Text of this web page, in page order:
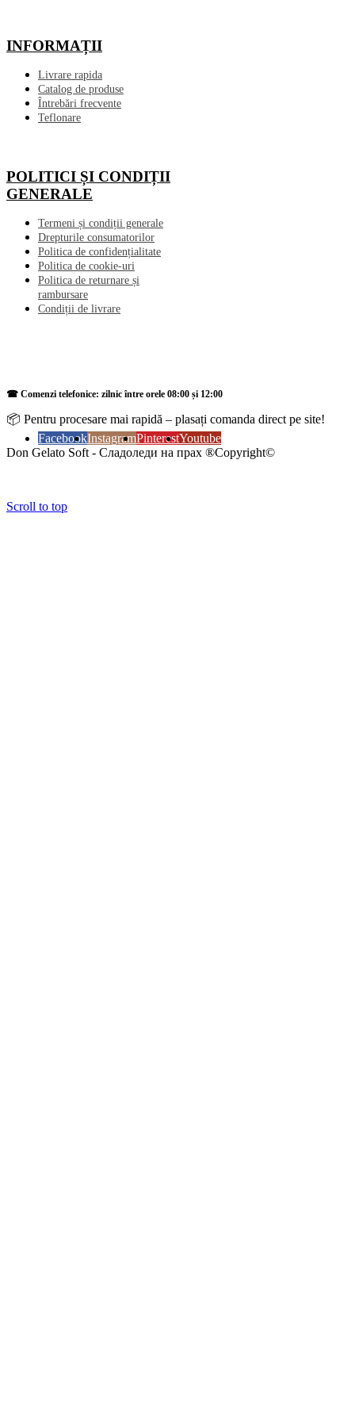
INFORMAȚII
Livrare rapida
Catalog de produse
Întrebări frecvente
Teflonare
POLITICI ȘI CONDIȚII
GENERALE
Termeni și condiții generale
Drepturile consumatorilor
Politica de confidențialitate
Politica de cookie-uri
Politica de returnare și
rambursare
Condiții de livrare
☎ Comenzi telefonice: zilnic între orele 08:00 și 12:00
📦 Pentru procesare mai rapidă – plasați comanda direct pe site!
FacebookInstagramPinterestYoutube
Don Gelato Soft - Сладоледи на прах ®Copyright©
Scroll to top